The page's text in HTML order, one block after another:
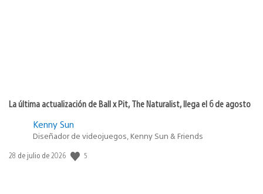
La última actualización de Ball x Pit, The Naturalist, llega el 6 de agosto
Kenny Sun
Diseñador de videojuegos, Kenny Sun & Friends
Fecha
28 de julio de 2026 5